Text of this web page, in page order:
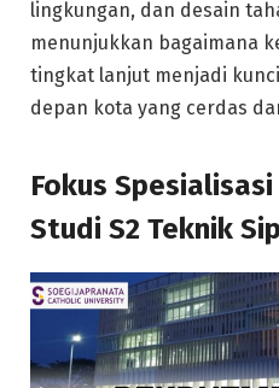
lingkungan, dan desain
menunjukkan bagaimana
tingkat lanjut menjadi
depan kota yang cerdas
Fokus
Studi S2 Teknik